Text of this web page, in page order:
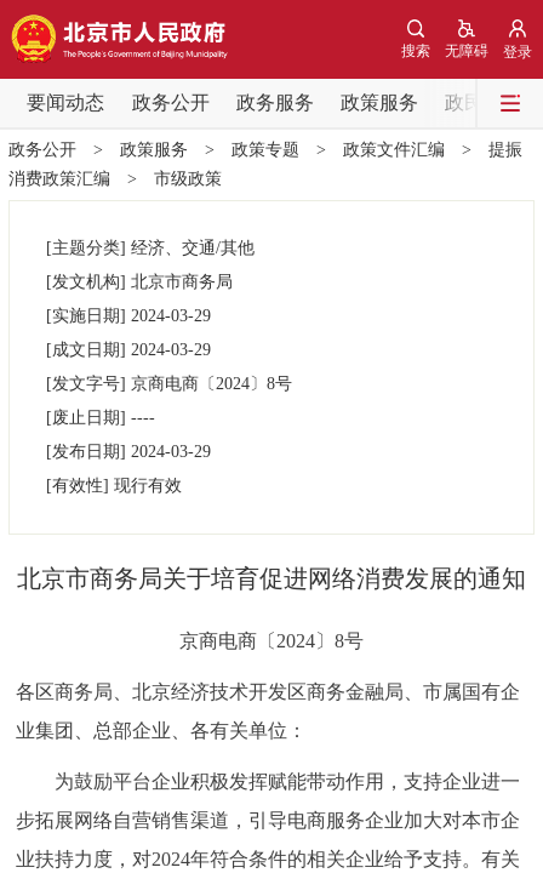
登录
无障碍
搜索
要闻动态 政务公开 政务服务 政策服务 政民互动
要闻动态
党中央精神 国务院信息 中央部委动态
各区热点
市领导
决策公开 专题公开
个人服务 法人服务 部门服务
便民服务 利企服务 投资项目
政务公开> 政策服务 > 政策专题 > 政策文件汇编 > 提振
消费政策汇编 > 市级政策
[主题分类] 经济、交通/其他
[发文机构] 北京市商务局
[实施日期] 2024-03-29
[成文日期] 2024-03-29
[发文字号] 京商电商〔2024〕 8号
[废止日期] ----
[发布日期] 2024-03-29
[有效性] 现行有效
北京市商务局关于培育促进网络消费发展的通知
京商电商〔2024〕8号
各区商务局、北京经济技术开发区商务金融局、市属国有企
业集团、总部企业、各有关单位：
为鼓励平台企业积极发挥赋能带动作用，支持企业进一
步拓展网络自营销售渠道，引导电商服务企业加大对本市企
业扶持力度，对2024年符合条件的相关企业给予支持。有关